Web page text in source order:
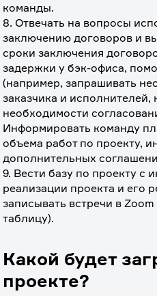
команды.
8. Отвечать на вопросы
заключению договоров и
сроки заключения
задержки у бэк-офиса,
(например, запрашивать
заказчика и исполнителей,
необходимости
Информировать команду
объема работ по проекту,
дополнительных
9. Вести базу по проекту с
реализации проекта и его
записывать встречи в
таблицу).
Какой будет
проекте?